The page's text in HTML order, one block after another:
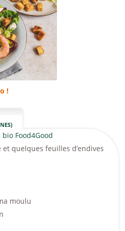
!
Food4Good
quelques feuilles d’endives
moulu